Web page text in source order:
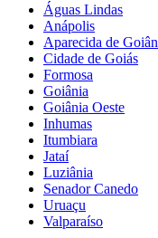
Águas Lindas
Anápolis
Aparecida de
Cidade de Goiás
Formosa
Goiânia
Goiânia Oeste
Inhumas
Itumbiara
Jataí
Luziânia
Senador Canedo
Uruaçu
Valparaíso